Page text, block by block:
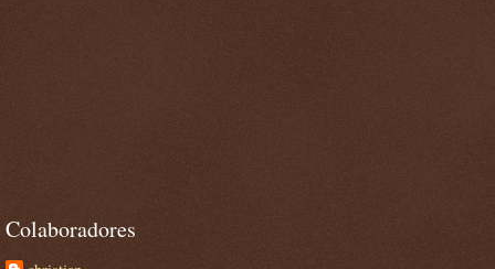
Colaboradores